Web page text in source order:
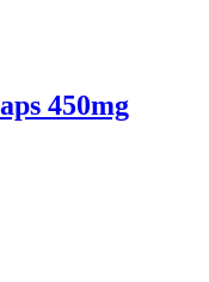
450mg